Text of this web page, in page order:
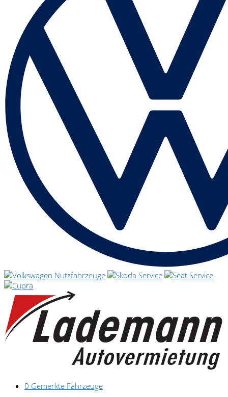
0 Gemerkte Fahrzeuge